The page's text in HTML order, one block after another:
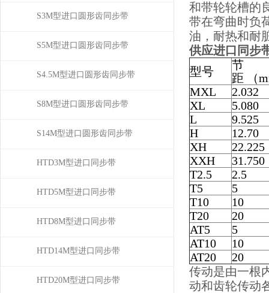
S3M型进口圆形齿同步带
S5M型进口圆形齿同步带
S4.5M型进口圆形齿同步带
S8M型进口圆形齿同步带
S14M型进口圆形齿同步带
HTD3M型进口同步带
HTD5M型进口同步带
HTD8M型进口同步带
HTD14M型进口同步带
HTD20M型进口同步带
和带轮轮槽的
带在弯曲时负
油，耐热和耐
供应进口同步
型号
节
距 （
MXL
2.032
XL
5.080
L
9.525
H
12.70
XH
22.225
XXH
31.750
T2.5
2.5
T5
5
T10
10
T20
20
AT5
5
AT10
10
AT20
20
传动是由一根
动和齿轮传动